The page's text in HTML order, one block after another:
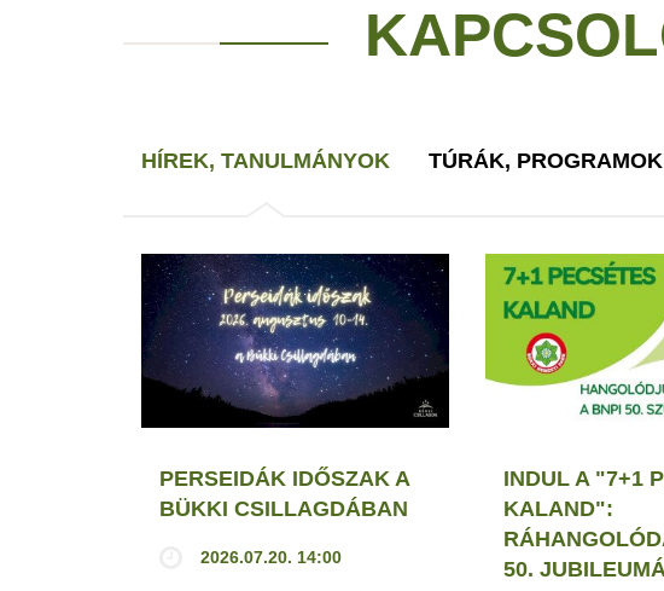
HÍREK, TANULMÁNYOK TÚRÁK, PROGRAMOK
PERSEIDÁK IDŐSZAK A
BÜKKI CSILLAGDÁBAN
2026.07.20. 14:00
INDUL A "7+1
KALAND":
50.